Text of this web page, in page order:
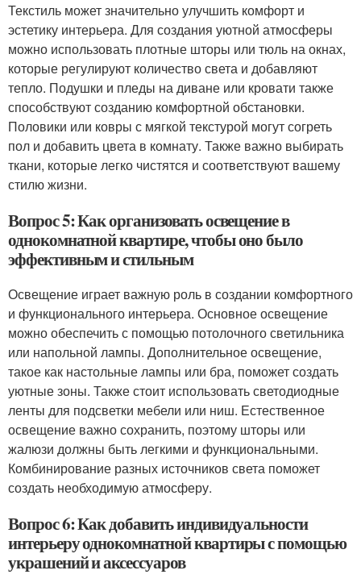
Текстиль может значительно улучшить комфорт и
эстетику интерьера. Для создания уютной атмосферы
можно использовать плотные шторы или тюль на окнах,
которые регулируют количество света и добавляют
тепло. Подушки и пледы на диване или кровати также
способствуют созданию комфортной обстановки.
Половики или ковры с мягкой текстурой могут согреть
пол и добавить цвета в комнату. Также важно выбирать
ткани, которые легко чистятся и соответствуют вашему
стилю жизни.
Вопрос 5: Как организовать освещение в
однокомнатной квартире, чтобы оно было
эффективным и стильным
Освещение играет важную роль в создании комфортного
и функционального интерьера. Основное освещение
можно обеспечить с помощью потолочного светильника
или напольной лампы. Дополнительное освещение,
такое как настольные лампы или бра, поможет создать
уютные зоны. Также стоит использовать светодиодные
ленты для подсветки мебели или ниш. Естественное
освещение важно сохранить, поэтому шторы или
жалюзи должны быть легкими и функциональными.
Комбинирование разных источников света поможет
создать необходимую атмосферу.
Вопрос 6: Как добавить индивидуальности
интерьеру однокомнатной квартиры с помощью
украшений и аксессуаров